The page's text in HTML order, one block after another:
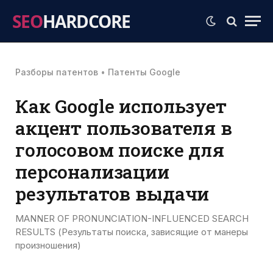
SEOHARDCORE
Разборы патентов • Патенты Google
Как Google использует
акцент пользователя в
голосовом поиске для
персонализации
результатов выдачи
MANNER OF PRONUNCIATION-INFLUENCED SEARCH
RESULTS (Результаты поиска, зависящие от манеры
произношения)